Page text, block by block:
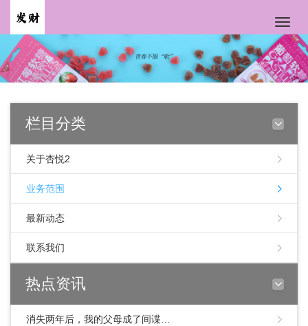
Toggle
栏目分类
关于杏悦2
业务范围
最新动态
联系我们
热点资讯
消失两年后，我的父母成了间谍…